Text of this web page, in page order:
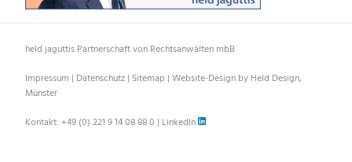
held jaguttis Partnerschaft von Rechtsanwälten mbB
Impressum | Datenschutz | Sitemap | Website-Design by Held Design,
Münster
Kontakt: +49 (0) 221 9 14 08 88 0 | LinkedIn